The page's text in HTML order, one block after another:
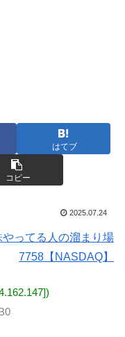
はてブ
コピー
2025.07.24
やってる人の溜まり場
7758【NASDAQ】